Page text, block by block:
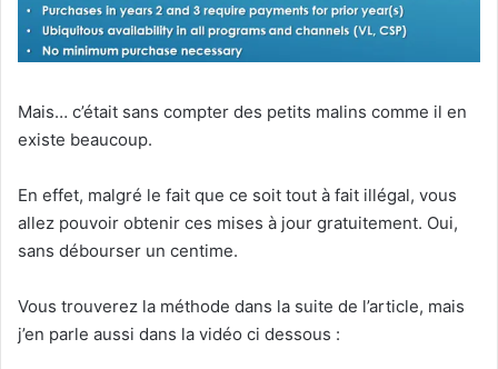
Mais… c’était sans compter des petits malins comme il en
existe beaucoup.
En effet, malgré le fait que ce soit tout à fait illégal, vous
allez pouvoir obtenir ces mises à jour gratuitement. Oui,
sans débourser un centime.
Vous trouverez la méthode dans la suite de l’article, mais
j’en parle aussi dans la vidéo ci dessous :